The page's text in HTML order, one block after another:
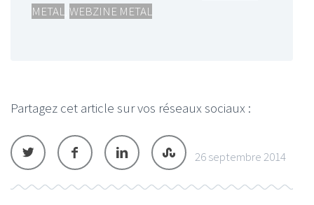
METAL WEBZINE METAL
Partagez cet article sur vos réseaux sociaux :
26 septembre 2014